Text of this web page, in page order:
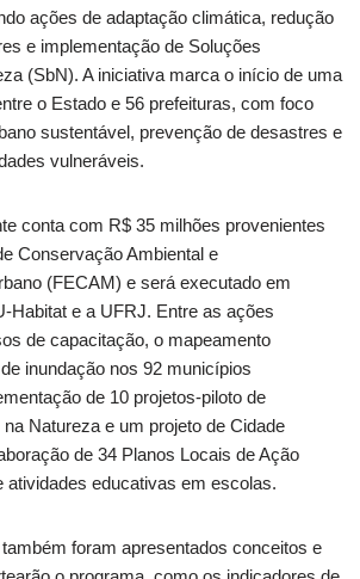
ações de adaptação climática, redução
e implementação de Soluções
(SbN). A iniciativa marca o início de uma
o Estado e 56 prefeituras, com foco
sustentável, prevenção de desastres e
vulneráveis.
conta com R$ 35 milhões provenientes
Conservação Ambiental e
(FECAM) e será executado em
Habitat e a UFRJ. Entre as ações
de capacitação, o mapeamento
inundação nos 92 municípios
de 10 projetos-piloto de
Natureza e um projeto de Cidade
de 34 Planos Locais de Ação
atividades educativas em escolas.
foram apresentados conceitos e